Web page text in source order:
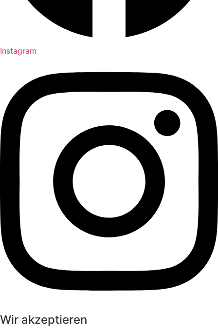
Instagram
Wir akzeptieren